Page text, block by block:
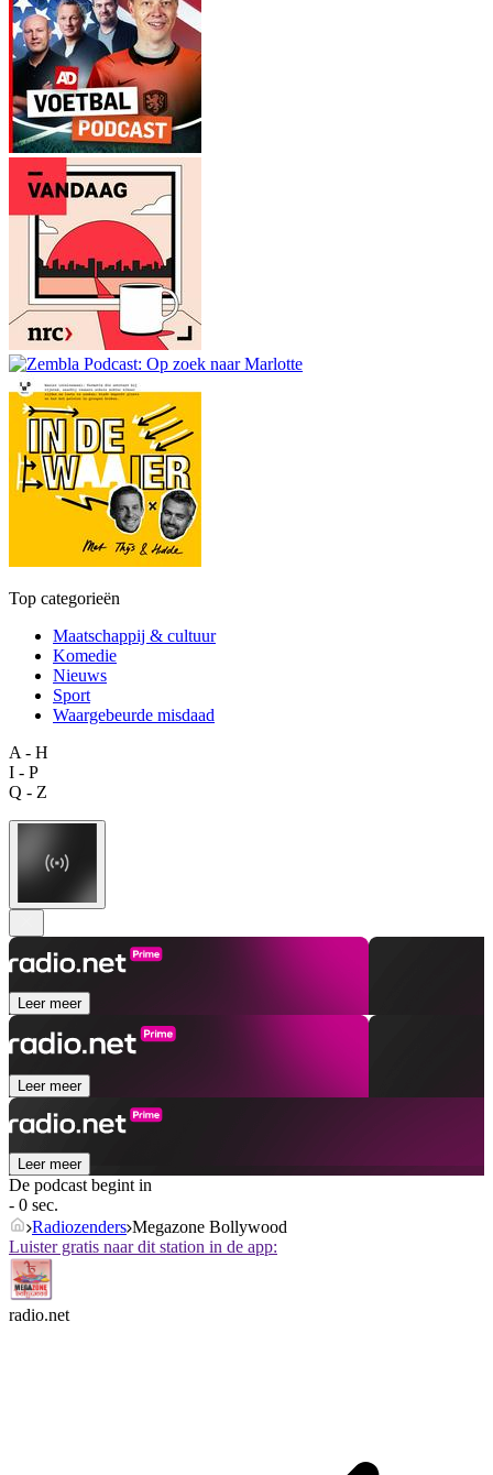
Top categorieën
Maatschappij & cultuur
Komedie
Nieuws
Sport
Waargebeurde misdaad
A - H
I - P
Q - Z
Leer meer
Leer meer
Leer meer
De podcast begint in
- 0 sec.
Radiozenders Megazone Bollywood
Luister gratis naar dit station in de app:
radio.net